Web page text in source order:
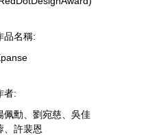
品名稱:
者:
佩勳、劉宛慈、吳佳
、許裴恩